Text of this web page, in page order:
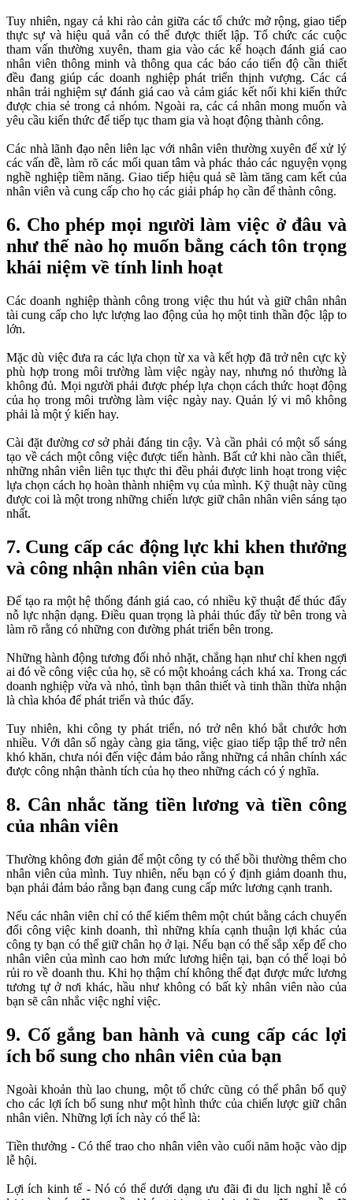
Tuy nhiên, ngay cả khi rào cản giữa các tổ chức mở rộng, giao tiếp
thực sự và hiệu quả vẫn có thể được thiết lập. Tổ chức các cuộc
tham vấn thường xuyên, tham gia vào các kế hoạch đánh giá cao
nhân viên thông minh và thông qua các báo cáo tiến độ cần thiết
đều đang giúp các doanh nghiệp phát triển thịnh vượng. Các cá
nhân trải nghiệm sự đánh giá cao và cảm giác kết nối khi kiến ​​thức
được chia sẻ trong cả nhóm. Ngoài ra, các cá nhân mong muốn và
yêu cầu kiến ​​thức để tiếp tục tham gia và hoạt động thành công.
Các nhà lãnh đạo nên liên lạc với nhân viên thường xuyên để xử lý
các vấn đề, làm rõ các mối quan tâm và phác thảo các nguyện vọng
nghề nghiệp tiềm năng. Giao tiếp hiệu quả sẽ làm tăng cam kết của
nhân viên và cung cấp cho họ các giải pháp họ cần để thành công.
6. Cho phép mọi người làm việc ở đâu và
như thế nào họ muốn bằng cách tôn trọng
khái niệm về tính linh hoạt
Các doanh nghiệp thành công trong việc thu hút và giữ chân nhân
tài cung cấp cho lực lượng lao động của họ một tinh thần độc lập to
lớn.
Mặc dù việc đưa ra các lựa chọn từ xa và kết hợp đã trở nên cực kỳ
phù hợp trong môi trường làm việc ngày nay, nhưng nó thường là
không đủ. Mọi người phải được phép lựa chọn cách thức hoạt động
của họ trong môi trường làm việc ngày nay. Quản lý vi mô không
phải là một ý kiến ​​hay.
Cài đặt đường cơ sở phải đáng tin cậy. Và cần phải có một số sáng
tạo về cách một công việc được tiến hành. Bất cứ khi nào cần thiết,
những nhân viên liên tục thực thi đều phải được linh hoạt trong việc
lựa chọn cách họ hoàn thành nhiệm vụ của mình. Kỹ thuật này cũng
được coi là một trong những chiến lược giữ chân nhân viên sáng tạo
nhất.
7. Cung cấp các động lực khi khen thưởng
và công nhận nhân viên của bạn
Để tạo ra một hệ thống đánh giá cao, có nhiều kỹ thuật để thúc đẩy
nỗ lực nhận dạng. Điều quan trọng là phải thúc đẩy từ bên trong và
làm rõ rằng có những con đường phát triển bên trong.
Những hành động tương đối nhỏ nhặt, chẳng hạn như chỉ khen ngợi
ai đó về công việc của họ, sẽ có một khoảng cách khá xa. Trong các
doanh nghiệp vừa và nhỏ, tình bạn thân thiết và tinh thần thừa nhận
là chìa khóa để phát triển và thúc đẩy.
Tuy nhiên, khi công ty phát triển, nó trở nên khó bắt chước hơn
nhiều. Với dân số ngày càng gia tăng, việc giao tiếp tập thể trở nên
khó khăn, chưa nói đến việc đảm bảo rằng những cá nhân chính xác
được công nhận thành tích của họ theo những cách có ý nghĩa.
8. Cân nhắc tăng tiền lương và tiền công
của nhân viên
Thường không đơn giản để một công ty có thể bồi thường thêm cho
nhân viên của mình. Tuy nhiên, nếu bạn có ý định giảm doanh thu,
bạn phải đảm bảo rằng bạn đang cung cấp mức lương cạnh tranh.
Nếu các nhân viên chỉ có thể kiếm thêm một chút bằng cách chuyển
đổi công việc kinh doanh, thì những khía cạnh thuận lợi khác của
công ty bạn có thể giữ chân họ ở lại. Nếu bạn có thể sắp xếp để cho
nhân viên của mình cao hơn mức lương hiện tại, bạn có thể loại bỏ
rủi ro về doanh thu. Khi họ thậm chí không thể đạt được mức lương
tương tự ở nơi khác, hầu như không có bất kỳ nhân viên nào của
bạn sẽ cân nhắc việc nghỉ việc.
9. Cố gắng ban hành và cung cấp các lợi
ích bổ sung cho nhân viên của bạn
Ngoài khoản thù lao chung, một tổ chức cũng có thể phân bổ quỹ
cho các lợi ích bổ sung như một hình thức của chiến lược giữ chân
nhân viên. Những lợi ích này có thể là:
Tiền thưởng - Có thể trao cho nhân viên vào cuối năm hoặc vào dịp
lễ hội.
Lợi ích kinh tế - Nó có thể dưới dạng ưu đãi đi du lịch nghỉ lễ có